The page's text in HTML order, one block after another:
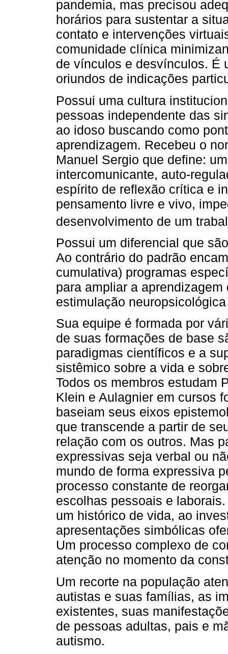
pandemia, mas precisou
horários para sustentar a
contato e intervenções
comunidade clínica
de vínculos e desvínculos. É
oriundos de indicações
Possui uma cultura
pessoas independente das
ao idoso buscando como
aprendizagem. Recebeu o
Manuel Sergio que define:
intercomunicante, auto-
espírito de reflexão crítica e
pensamento livre e vivo,
desenvolvimento de um
Possui um diferencial que
Ao contrário do padrão
cumulativa) programas
para ampliar a
estimulação
Sua equipe é formada por
de suas formações de base
paradigmas científicos e a
sistêmico sobre a vida e
Todos os membros estudam
Klein e Aulagnier em cursos
baseiam seus eixos
que transcende a partir de
relação com os outros. Mas
expressivas seja verbal ou
mundo de forma expressiva
processo constante de
escolhas pessoais e
um histórico de vida, ao
apresentações simbólicas
Um processo complexo de
atenção no momento da
Um recorte na população
autistas e suas famílias, as
existentes, suas
de pessoas adultas, pais e
autismo.